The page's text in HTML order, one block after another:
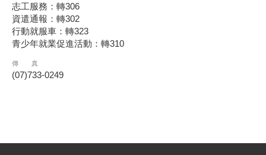
志工服務：轉306
資遣通報：轉302
行動就服車：轉323
青少年就業促進活動：轉310
傳 真
(07)733-0249